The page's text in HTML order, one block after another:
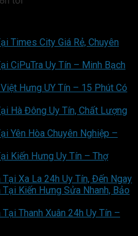
Times City Giá Rẻ, Chuyên
CiPuTra Uy Tín – Minh Bạch
Hưng UY Tín – 15 Phút Có
Hà Đông Uy Tín, Chất Lượng
Yên Hòa Chuyên Nghiệp –
Kiến Hưng Uy Tín – Thợ
Xa La 24h Uy Tín, Đến Ngay
Kiến Hưng Sửa Nhanh, Bảo
Thanh Xuân 24h Uy Tín –